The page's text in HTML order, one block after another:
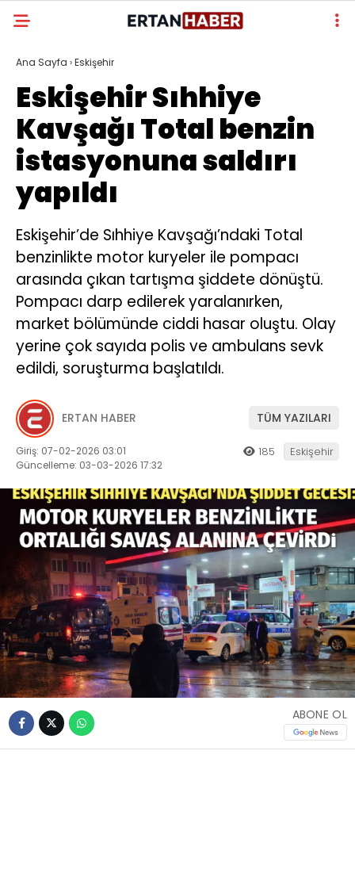
Ana Sayfa ›Eskişehir
Eskişehir Sıhhiye
Kavşağı Total benzin
istasyonuna saldırı
yapıldı
Eskişehir’de Sıhhiye Kavşağı’ndaki Total
benzinlikte motor kuryeler ile pompacı
arasında çıkan tartışma şiddete dönüştü.
Pompacı darp edilerek yaralanırken,
market bölümünde ciddi hasar oluştu. Olay
yerine çok sayıda polis ve ambulans sevk
edildi, soruşturma başlatıldı.
ERTAN HABER TÜM YAZILARI
Giriş: 07-02-2026 03:01
Güncelleme: 03-03-2026 17:32
185 Eskişehir
ABONE OL